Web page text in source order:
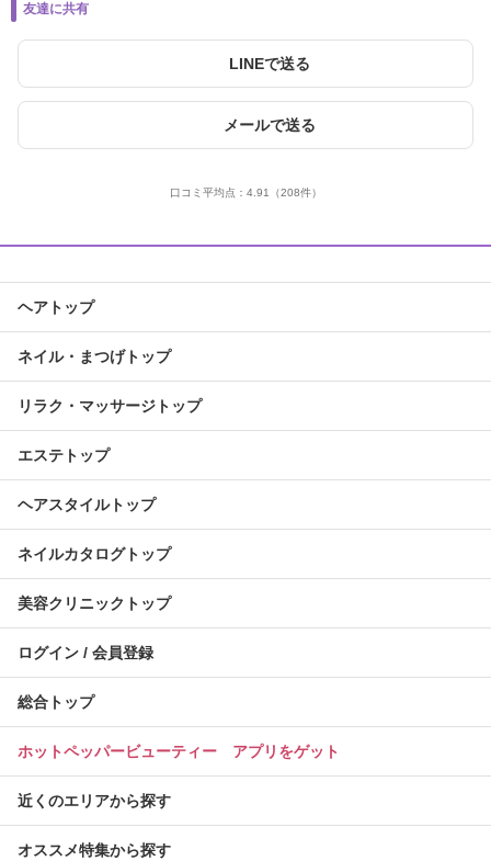
友達に共有
LINEで送る
メールで送る
口コミ平均点： 4.91 （208件）
ヘアトップ
ネイル・まつげトップ
リラク・マッサージトップ
エステトップ
ヘアスタイルトップ
ネイルカタログトップ
美容クリニックトップ
ログイン / 会員登録
総合トップ
ホットペッパービューティー アプリをゲット
近くのエリアから探す
オススメ特集から探す